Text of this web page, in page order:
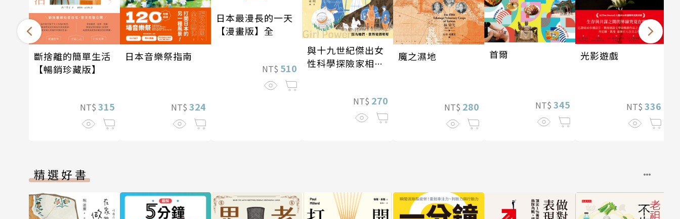
斷捨離的簡單生活
【暢銷珍藏版】
NT$ 315
日本音樂祭指南
NT$ 324
日本最漫長的一天
【漫畫版】全
NT$ 510
與十九世紀傑出女
性科學探險家相遇
NT$ 270
魔之濕地
NT$ 280
首爾
NT$ 345
光影遊戲
NT$ 336
精選好書